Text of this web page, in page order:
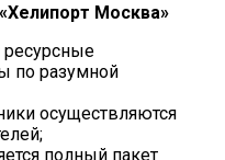
Москва»
по разумной
осуществляются
полный пакет